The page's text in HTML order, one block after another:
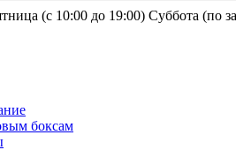
(с 10:00 до 19:00) Суббота (по
боксам